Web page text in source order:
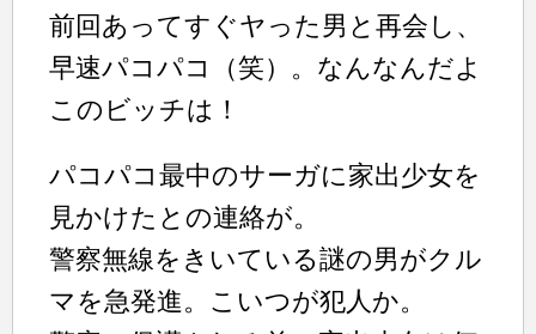
前回あってすぐヤった男と再会し、
早速パコパコ（笑）。なんなんだよ
このビッチは！
パコパコ最中のサーガに家出少女を
見かけたとの連絡が。
警察無線をきいている謎の男がクル
マを急発進。こいつが犯人か。